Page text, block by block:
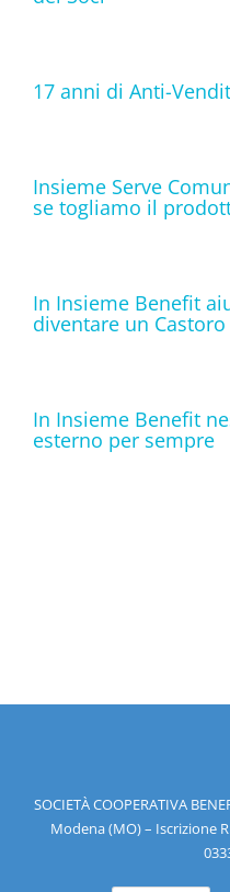
17 anni di Anti-
Insieme Serve
se togliamo il
In Insieme Benefit
diventare un Castoro
In Insieme Benefit
esterno per sempre
SOCIETÀ COOPERATIVA
Modena (MO) – Iscrizione